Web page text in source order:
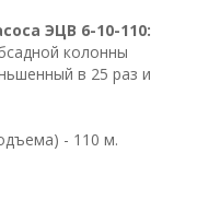
ЭЦВ 6-10-110:
колонны
в 25 раз и
- 110 м.